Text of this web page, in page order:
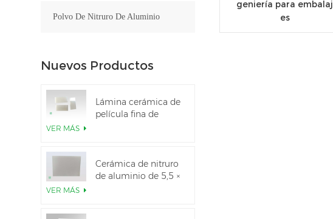
geniería para embalaj
es
Polvo De Nitruro De Aluminio
Nuevos Productos
Lámina cerámica de
película fina de
VER MÁS
Cerámica de nitruro
de aluminio de 5,5 ×
VER MÁS